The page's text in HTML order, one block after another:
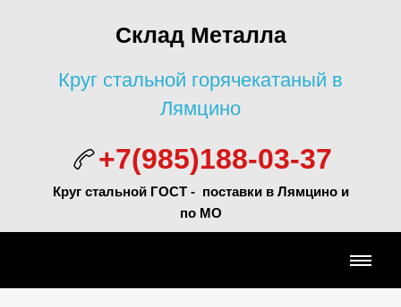
Склад Металла
Круг стальной горячекатаный в
Лямцино
+7(985)188-03-37
Круг стальной ГОСТ - поставки в Лямцино и
по МО